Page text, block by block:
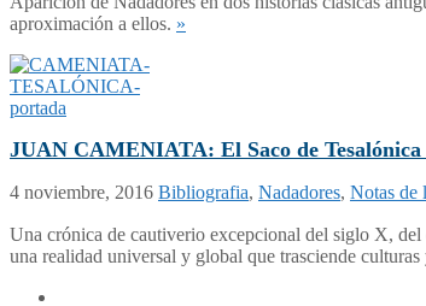
aproximación a ellos. »
JUAN CAMENIATA: El Saco de
4 noviembre, 2016 Bibliografia, Nadadores, Notas de
Una crónica de cautiverio excepcional del siglo X,
una realidad universal y global que trasciende